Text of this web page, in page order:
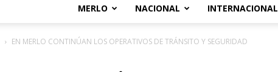
MERLO NACIONAL INTERNACIONAL
EN MERLO CONTINÚAN LOS OPERATIVOS DE TRÁNSITO Y SEGURIDAD